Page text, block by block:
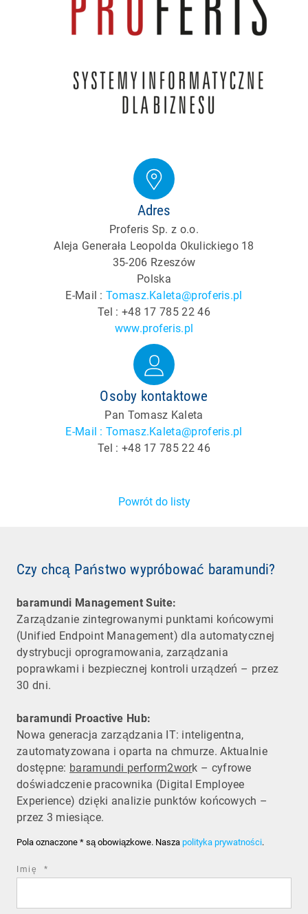
Adres
Proferis Sp. z o.o.
Aleja Generała Leopolda Okulickiego 18
35-206 Rzeszów
Polska
E-Mail :Tomasz.Kaleta@proferis.pl
Tel : +48 17 785 22 46
www.proferis.pl
Osoby kontaktowe
Pan Tomasz Kaleta
E-Mail : Tomasz.Kaleta@proferis.pl
Tel : +48 17 785 22 46
Powrót do listy
Czy chcą Państwo wypróbować baramundi?
baramundi Management Suite:
Zarządzanie zintegrowanymi punktami końcowymi
(Unified Endpoint Management) dla automatycznej
dystrybucji oprogramowania, zarządzania
poprawkami i bezpiecznej kontroli urządzeń – przez
30 dni.
baramundi Proactive Hub:
Nowa generacja zarządzania IT: inteligentna,
zautomatyzowana i oparta na chmurze. Aktualnie
dostępne: baramundi perform2work – cyfrowe
doświadczenie pracownika (Digital Employee
Experience) dzięki analizie punktów końcowych –
przez 3 miesiące.
Pola oznaczone * są obowiązkowe. Nasza polityka prywatności.
Imię *